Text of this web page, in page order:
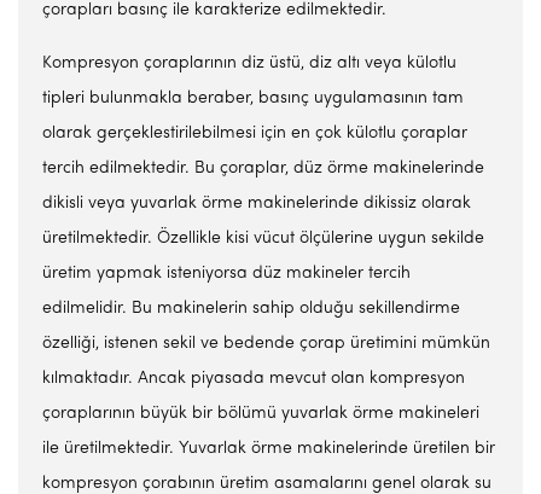
çorapları basınç ile karakterize edilmektedir.
Kompresyon çoraplarının diz üstü, diz altı veya külotlu
tipleri bulunmakla beraber, basınç uygulamasının tam
olarak gerçeklestirilebilmesi için en çok külotlu çoraplar
tercih edilmektedir. Bu çoraplar, düz örme makinelerinde
dikisli veya yuvarlak örme makinelerinde dikissiz olarak
üretilmektedir. Özellikle kisi vücut ölçülerine uygun sekilde
üretim yapmak isteniyorsa düz makineler tercih
edilmelidir. Bu makinelerin sahip olduğu sekillendirme
özelliği, istenen sekil ve bedende çorap üretimini mümkün
kılmaktadır. Ancak piyasada mevcut olan kompresyon
çoraplarının büyük bir bölümü yuvarlak örme makineleri
ile üretilmektedir. Yuvarlak örme makinelerinde üretilen bir
kompresyon çorabının üretim asamalarını genel olarak su